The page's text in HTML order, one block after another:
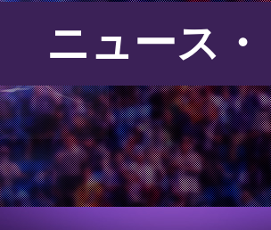
ニュース